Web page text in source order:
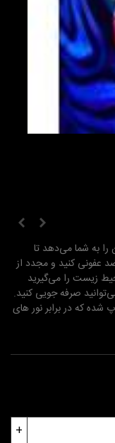
را به شما می‌دهد تا
عفونی کنید و مجدد از
زیست را می‌گیرید
صرفه جویی کنید.
شده که در برابر نور های
+